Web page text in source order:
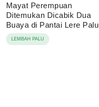
Mayat Perempuan
Ditemukan Dicabik Dua
Buaya di Pantai Lere Palu
LEMBAH PALU